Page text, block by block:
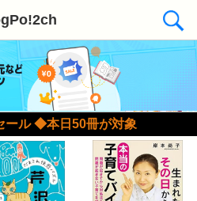
ール ◆本日50冊が対象